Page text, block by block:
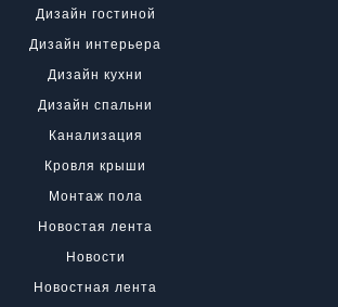
Дизайн гостиной
Дизайн интерьера
Дизайн кухни
Дизайн спальни
Канализация
Кровля крыши
Монтаж пола
Новостая лента
Новости
Новостная лента